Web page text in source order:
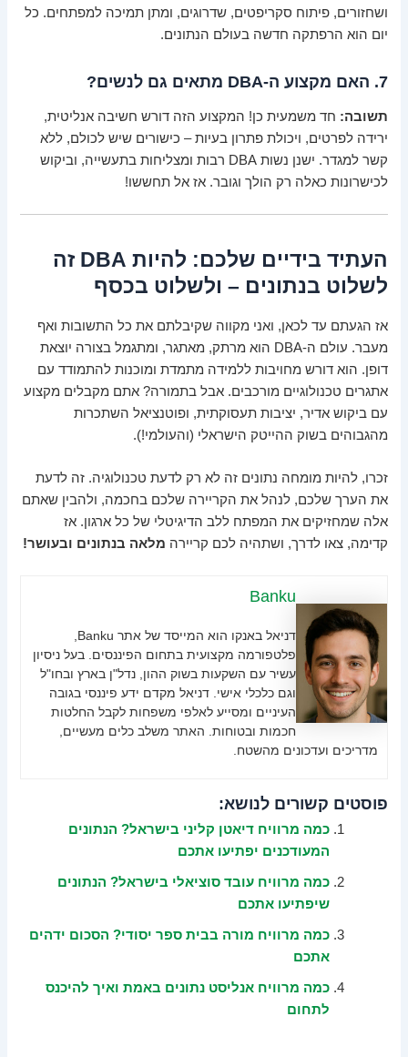
ושחזורים, פיתוח סקריפטים, שדרוגים, ומתן תמיכה למפתחים. כל
יום הוא הרפתקה חדשה בעולם הנתונים.
7. האם מקצוע ה-DBA מתאים גם לנשים?
תשובה: חד משמעית כן! המקצוע הזה דורש חשיבה אנליטית,
ירידה לפרטים, ויכולת פתרון בעיות – כישורים שיש לכולם, ללא
קשר למגדר. ישנן נשות DBA רבות ומצליחות בתעשייה, וביקוש
לכישרונות כאלה רק הולך וגובר. אז אל תחששו!
העתיד בידיים שלכם: להיות DBA זה
לשלוט בנתונים – ולשלוט בכסף
אז הגעתם עד לכאן, ואני מקווה שקיבלתם את כל התשובות ואף
מעבר. עולם ה-DBA הוא מרתק, מאתגר, ומתגמל בצורה יוצאת
דופן. הוא דורש מחויבות ללמידה מתמדת ומוכנות להתמודד עם
אתגרים טכנולוגיים מורכבים. אבל בתמורה? אתם מקבלים מקצוע
עם ביקוש אדיר, יציבות תעסוקתית, ופוטנציאל השתכרות
מהגבוהים בשוק ההייטק הישראלי (והעולמי!).
זכרו, להיות מומחה נתונים זה לא רק לדעת טכנולוגיה. זה לדעת
את הערך שלכם, לנהל את הקריירה שלכם בחכמה, ולהבין שאתם
אלה שמחזיקים את המפתח ללב הדיגיטלי של כל ארגון. אז
קדימה, צאו לדרך, ושתהיה לכם קריירה מלאה בנתונים ובעושר!
Banku
פלטפורמה מקצועית בתחום הפיננסים. בעל ניסיון
עשיר עם השקעות בשוק ההון, נדל"ן בארץ ובחו"ל
וגם כלכלי אישי. דניאל מקדם ידע פיננסי בגובה
העיניים ומסייע לאלפי משפחות לקבל החלטות
חכמות ובטוחות. האתר משלב כלים מעשיים,
מדריכים ועדכונים מהשטח.
פוסטים קשורים לנושא:
כמה מרוויח דיאטן קליני בישראל? הנתונים
המעודכנים יפתיעו אתכם
כמה מרוויח עובד סוציאלי בישראל? הנתונים
שיפתיעו אתכם
כמה מרוויח מורה בבית ספר יסודי? הסכום ידהים
אתכם
כמה מרוויח אנליסט נתונים באמת ואיך להיכנס
לתחום